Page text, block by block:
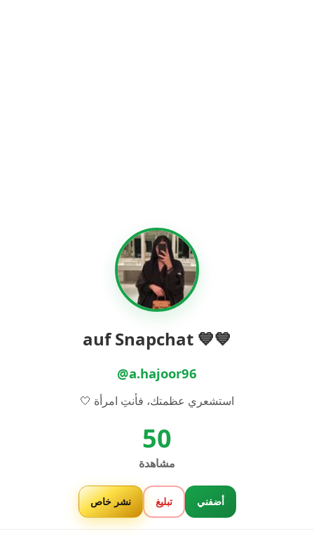
💙💙 auf Snapchat
@a.hajoor96
استشعري عظمتك، فأنتِ امرأة 🤍
50
مشاهدة
أضفني تبليغ نشر خاص